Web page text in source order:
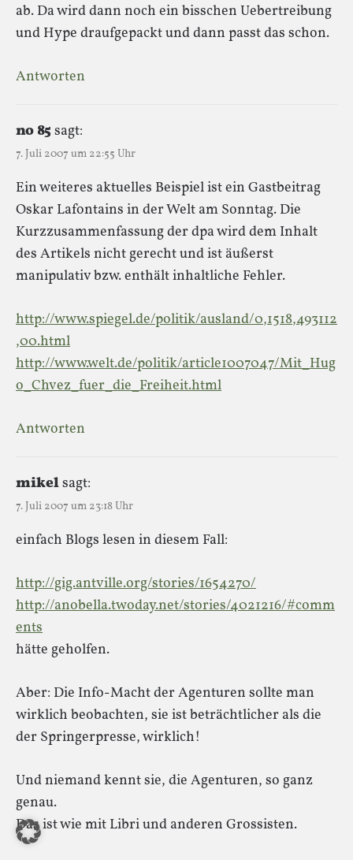
ab. Da wird dann noch ein bisschen Uebertreibung
und Hype draufgepackt und dann passt das schon.
Antworten
no 85 sagt:
7. Juli 2007 um 22:55 Uhr
Ein weiteres aktuelles Beispiel ist ein Gastbeitrag
Oskar Lafontains in der Welt am Sonntag. Die
Kurzzusammenfassung der dpa wird dem Inhalt
des Artikels nicht gerecht und ist äußerst
manipulativ bzw. enthält inhaltliche Fehler.
http://www.spiegel.de/politik/ausland/0,1518,493112
,00.html
http://www.welt.de/politik/article1007047/Mit_Hug
o_Chvez_fuer_die_Freiheit.html
Antworten
mikelsagt:
7. Juli 2007 um 23:18 Uhr
einfach Blogs lesen in diesem Fall:
http://gig.antville.org/stories/1654270/
http://anobella.twoday.net/stories/4021216/#comm
ents
hätte geholfen.
Aber: Die Info-Macht der Agenturen sollte man
wirklich beobachten, sie ist beträchtlicher als die
der Springerpresse, wirklich!
Und niemand kennt sie, die Agenturen, so ganz
genau.
Das ist wie mit Libri und anderen Grossisten.